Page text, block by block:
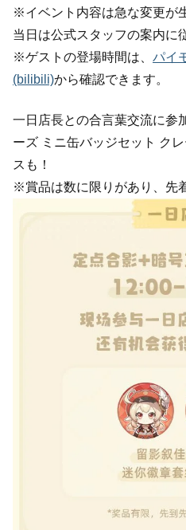
※イベント内容は急な変更が
当日は公式スタッフの案内に
※ゲストの登場時間は、 パイ
(bilibili)から確認できます。
一日店長との合言葉交流に参
ーズ ミニ缶バッジセット ク
スも！
※賞品は数に限りがあり、先